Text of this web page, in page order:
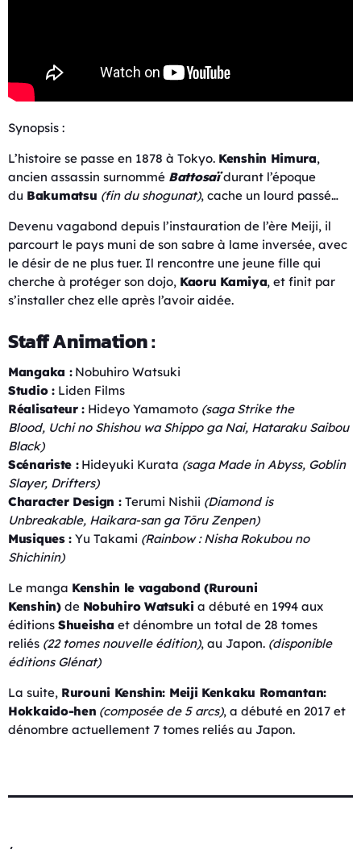
Synopsis :
L’histoire se passe en 1878 à Tokyo. Kenshin Himura,
ancien assassin surnommé Battosaïdurant l’époque
du Bakumatsu (fin du shogunat), cache un lourd passé…
Devenu vagabond depuis l’instauration de l’ère Meiji, il
parcourt le pays muni de son sabre à lame inversée, avec
le désir de ne plus tuer. Il rencontre une jeune fille qui
cherche à protéger son dojo, Kaoru Kamiya, et finit par
s’installer chez elle après l’avoir aidée.
Staff Animation :
Mangaka :Nobuhiro Watsuki
Studio :Liden Films
Réalisateur : Hideyo Yamamoto (saga Strike the
Blood, Uchi no Shishou wa Shippo ga Nai, Hataraku Saibou
Black)
Scénariste :Hideyuki Kurata (saga Made in Abyss, Goblin
Slayer, Drifters)
Character Design :Terumi Nishii (Diamond is
Unbreakable, Haikara-san ga Tōru Zenpen)
Musiques : Yu Takami (Rainbow : Nisha Rokubou no
Shichinin)
Le manga Kenshin le vagabond (Rurouni
Kenshin)de Nobuhiro Watsuki a débuté en 1994 aux
éditions Shueisha et dénombre un total de 28 tomes
reliés (22 tomes nouvelle édition), au Japon. (disponible
éditions Glénat)
La suite, Rurouni Kenshin: Meiji Kenkaku Romantan:
Hokkaido-hen (composée de 5 arcs), a débuté en 2017 et
dénombre actuellement 7 tomes reliés au Japon.